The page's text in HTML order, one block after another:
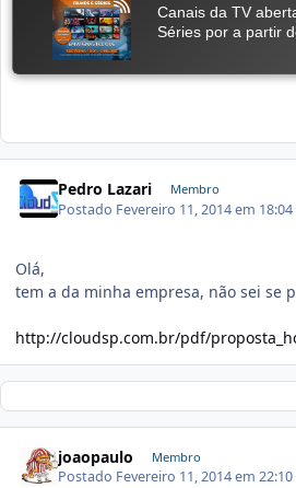
Pedro Lazari Membro
Postado Fevereiro 11, 2014 em 18:04
Olá,
tem a da minha empresa, não sei se
http://cloudsp.com.br/pdf/
joaopaulo Membro
Postado Fevereiro 11, 2014 em 22:10